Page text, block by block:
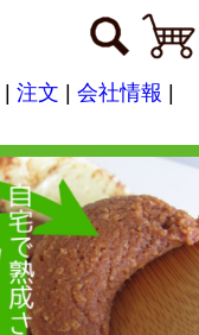
注文 会社情報